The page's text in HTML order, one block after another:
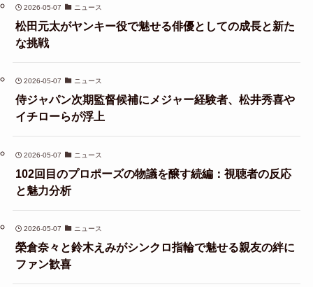
2026-05-07 ニュース
松田元太がヤンキー役で魅せる俳優としての成長と新た
な挑戦
2026-05-07 ニュース
侍ジャパン次期監督候補にメジャー経験者、松井秀喜や
イチローらが浮上
2026-05-07 ニュース
102回目のプロポーズの物議を醸す続編：視聴者の反応
と魅力分析
2026-05-07 ニュース
榮倉奈々と鈴木えみがシンクロ指輪で魅せる親友の絆に
ファン歓喜